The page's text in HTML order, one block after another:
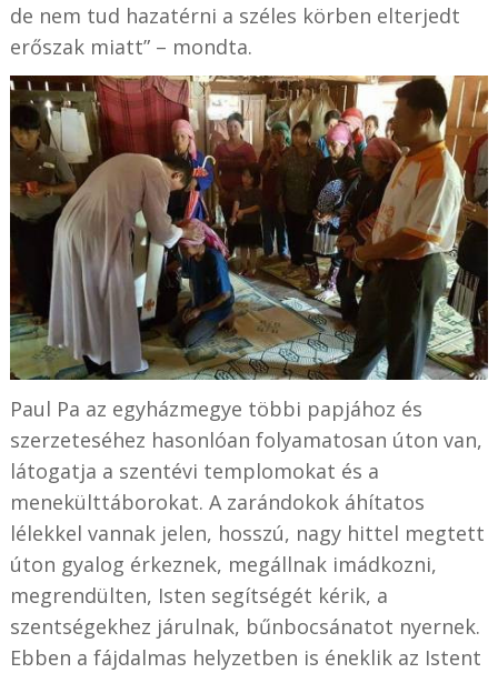
de nem tud hazatérni a széles körben elterjedt
erőszak miatt” – mondta.
Paul Pa az egyházmegye többi papjához és
szerzeteséhez hasonlóan folyamatosan úton van,
látogatja a szentévi templomokat és a
menekülttáborokat. A zarándokok áhítatos
lélekkel vannak jelen, hosszú, nagy hittel megtett
úton gyalog érkeznek, megállnak imádkozni,
megrendülten, Isten segítségét kérik, a
szentségekhez járulnak, bűnbocsánatot nyernek.
Ebben a fájdalmas helyzetben is éneklik az Istent